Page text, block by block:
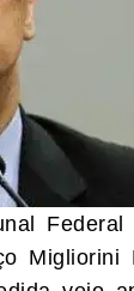
Migliorini